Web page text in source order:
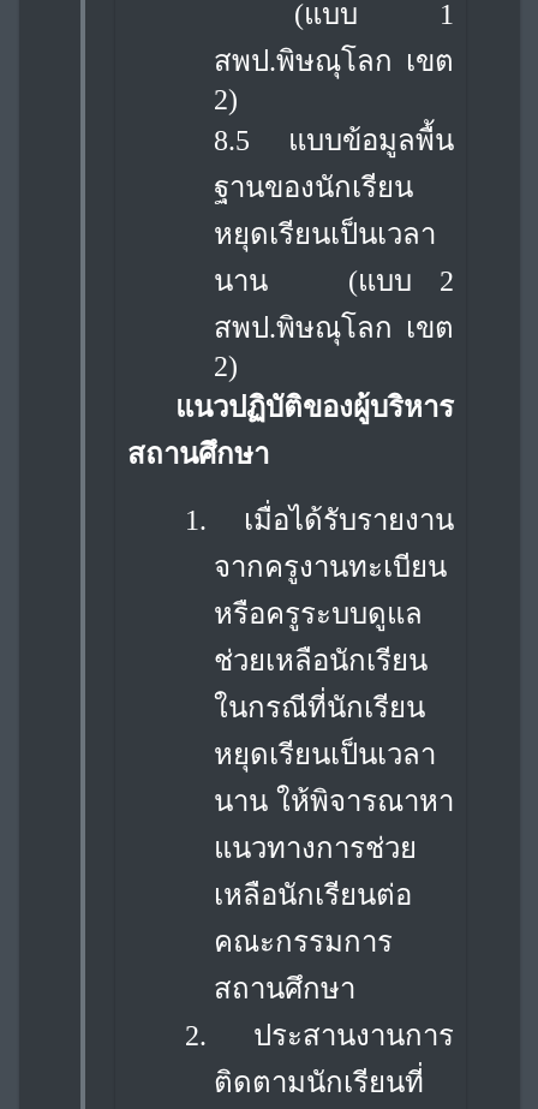
(แบบ 1
สพป.พิษณุโลก เขต
2)
8.5 แบบข้อมูลพื้น
ฐานของนักเรียน
หยุดเรียนเป็นเวลา
นาน(แบบ 2
สพป.พิษณุโลก เขต
2)
แนวปฏิบัติของผู้บริหาร
สถานศึกษา
1.
เมื่อได้รับรายงาน
จากครูงานทะเบียน
หรือครูระบบดูแล
ช่วยเหลือนักเรียน
ในกรณีที่นักเรียน
หยุดเรียนเป็นเวลา
นาน ให้พิจารณาหา
แนวทางการช่วย
เหลือนักเรียนต่อ
คณะกรรมการ
สถานศึกษา
2.
ประสานงานการ
ติดตามนักเรียนที่